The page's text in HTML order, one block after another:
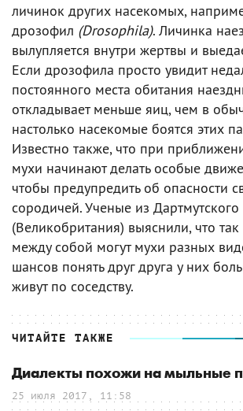
личинок других насекомых,
дрозофил (Drosophila). Личинка
вылупляется внутри жертвы и
Если дрозофила просто увидит
постоянного места обитания
откладывает меньше яиц, чем в
настолько насекомые боятся этих
Известно также, что при
мухи начинают делать особые
чтобы предупредить об опасности
сородичей. Ученые из
(Великобритания) выяснили, что
между собой могут мухи разных
шансов понять друг друга у них
живут по соседству.
ЧИТАЙТЕ ТАКЖЕ
Диалекты похожи на мыльные
25 июля 2017, 11:58